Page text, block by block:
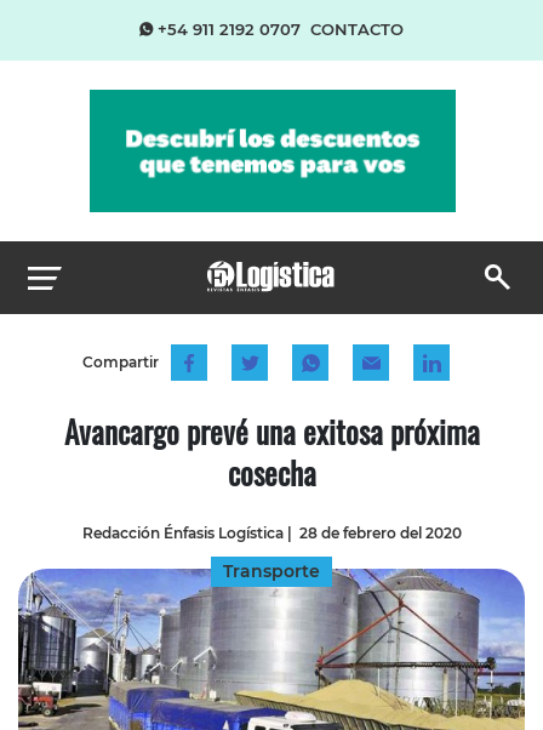
+54 911 2192 0707 CONTACTO
Compartir
Avancargo prevé una exitosa próxima
cosecha
Redacción Énfasis Logística| 28 de febrero del 2020
Transporte